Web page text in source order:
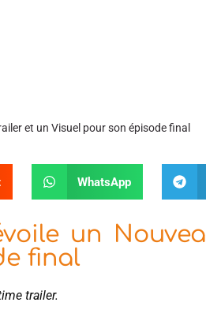
et un Visuel pour son épisode final
WhatsApp
un
final
trailer.